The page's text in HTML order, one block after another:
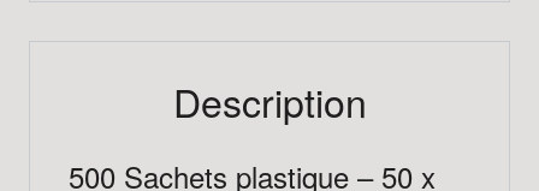
Description
500 Sachets plastique – 50 x